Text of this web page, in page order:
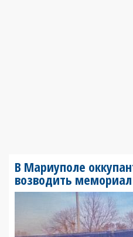
В Мариуполе
возводить